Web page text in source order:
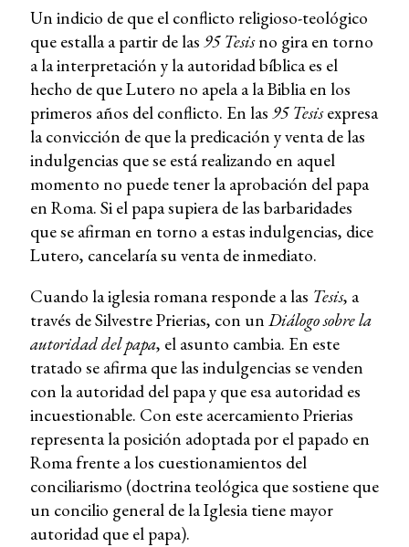
Un indicio de que el conflicto religioso-teológico
que estalla a partir de las 95 Tesisno gira en torno
a la interpretación y la autoridad bíblica es el
hecho de que Lutero no apela a la Biblia en los
primeros años del conflicto. En las 95 Tesisexpresa
la convicción de que la predicación y venta de las
indulgencias que se está realizando en aquel
momento no puede tener la aprobación del papa
en Roma. Si el papa supiera de las barbaridades
que se afirman en torno a estas indulgencias, dice
Lutero, cancelaría su venta de inmediato.
Cuando la iglesia romana responde a las Tesis, a
través de Silvestre Prierias, con un Diálogo sobre la
autoridad del papa, el asunto cambia. En este
tratado se afirma que las indulgencias se venden
con la autoridad del papa y que esa autoridad es
incuestionable. Con este acercamiento Prierias
representa la posición adoptada por el papado en
Roma frente a los cuestionamientos del
conciliarismo (doctrina teológica que sostiene que
un concilio general de la Iglesia tiene mayor
autoridad que el papa).